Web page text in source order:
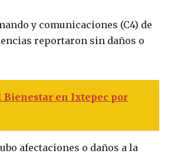
y comunicaciones (C4) de
reportaron sin daños o
Bienestar en Ixtepec por
afectaciones o daños a la